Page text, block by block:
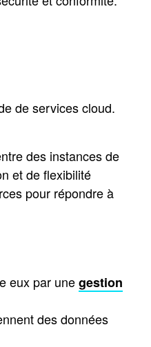
de services cloud.
des instances de
et de flexibilité
pour répondre à
eux par unegestion
des données